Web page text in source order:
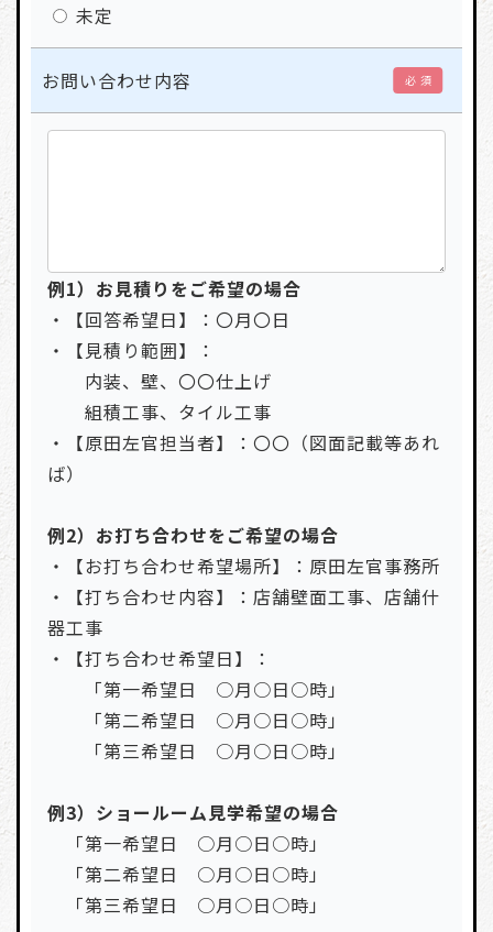
未定
お問い合わせ内容 必 須
例1）お見積りをご希望の場合
・【回答希望日】：〇月〇日
・【見積り範囲】：
内装、壁、〇〇仕上げ
組積工事、タイル工事
・【原田左官担当者】：〇〇（図面記載等あれ
ば）
例2）お打ち合わせをご希望の場合
・【お打ち合わせ希望場所】：原田左官事務所
・【打ち合わせ内容】：店舗壁面工事、店舗什
器工事
・【打ち合わせ希望日】：
「第一希望日 ○月○日○時」
「第二希望日 ○月○日○時」
「第三希望日 ○月○日○時」
例3）ショールーム見学希望の場合
「第一希望日 ○月○日○時」
「第二希望日 ○月○日○時」
「第三希望日 ○月○日○時」